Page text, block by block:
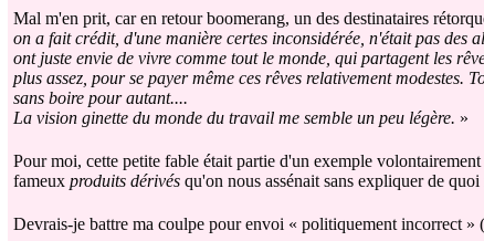
Mal m'en prit, car en retour boomerang, un des destinataires
on a fait crédit, d'une manière certes inconsidérée, n'était pas des
ont juste envie de vivre comme tout le monde, qui partagent les
plus assez, pour se payer même ces rêves relativement
sans boire pour autant....
La vision ginette du monde du travail me semble un peu légère. »
Pour moi, cette petite fable était partie d'un exemple
fameux produits dérivésqu'on nous assénait sans expliquer de quoi
Devrais-je battre ma coulpe pour envoi « politiquement incorrect